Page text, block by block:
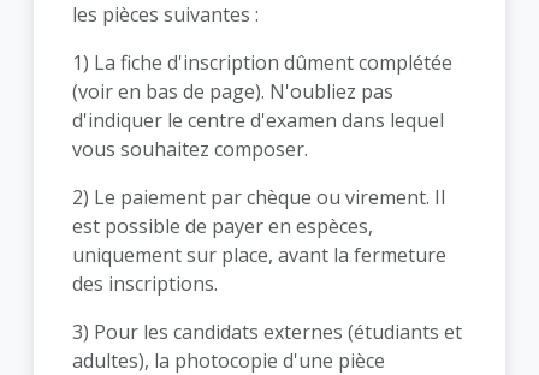
les pièces suivantes :
1) La fiche d'inscription dûment complétée
(voir en bas de page). N'oubliez pas
d'indiquer le centre d'examen dans lequel
vous souhaitez composer.
2) Le paiement par chèque ou virement. Il
est possible de payer en espèces,
uniquement sur place, avant la fermeture
des inscriptions.
3) Pour les candidats externes (étudiants et
adultes), la photocopie d'une pièce